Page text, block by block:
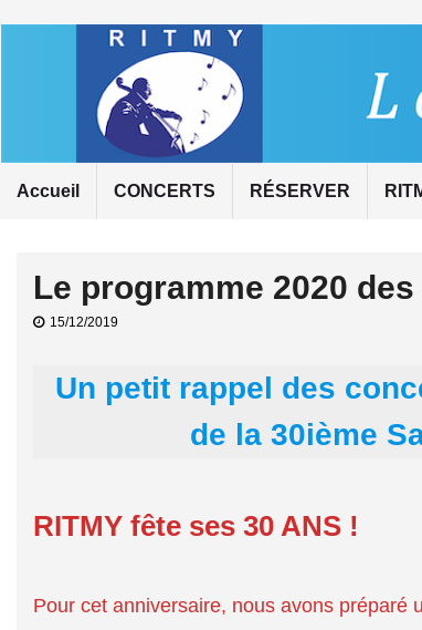
Accueil CONCERTS RÉSERVER
Le programme 2020
15/12/2019
Un petit rappel des
de la 30ième
RITMY fête ses 30 ANS !
Pour cet anniversaire, nous avons préparé